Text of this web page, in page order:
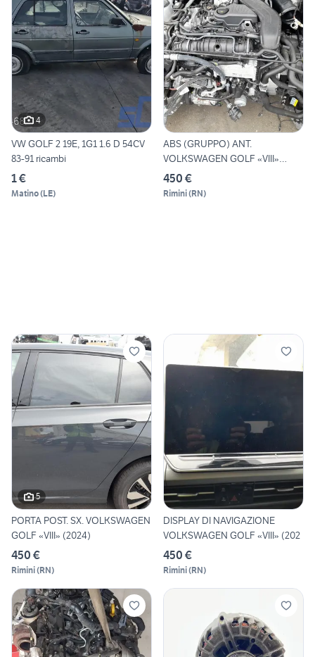
4
VW GOLF 2 19E, 1G1 1.6 D 54CV
83-91 ricambi
1 €
Matino(LE)
ABS (GRUPPO) ANT.
VOLKSWAGEN GOLF «VIII»
(2024)
450 €
Rimini(RN)
5
PORTA POST. SX. VOLKSWAGEN
GOLF «VIII» (2024)
450 €
Rimini(RN)
DISPLAY DI NAVIGAZIONE
VOLKSWAGEN GOLF «VIII» (202
450 €
Rimini(RN)